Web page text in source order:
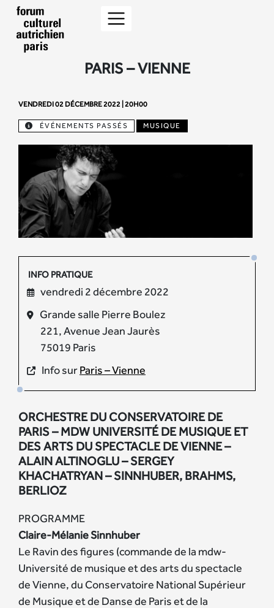
PARIS – VIENNE
VENDREDI 02 DÉCEMBRE 2022 | 20H00
ÉVÉNEMENTS PASSÉS MUSIQUE
INFO PRATIQUE
vendredi 2 décembre 2022
Grande salle Pierre Boulez
221, Avenue Jean Jaurès
75019 Paris
Info surParis – Vienne
ORCHESTRE DU CONSERVATOIRE DE
PARIS – MDW UNIVERSITÉ DE MUSIQUE ET
DES ARTS DU SPECTACLE DE VIENNE –
ALAIN ALTINOGLU – SERGEY
KHACHATRYAN – SINNHUBER, BRAHMS,
BERLIOZ
PROGRAMME
Claire-Mélanie Sinnhuber
Le Ravin des figures (commande de la mdw-
Université de musique et des arts du spectacle
de Vienne, du Conservatoire National Supérieur
de Musique et de Danse de Paris et de la